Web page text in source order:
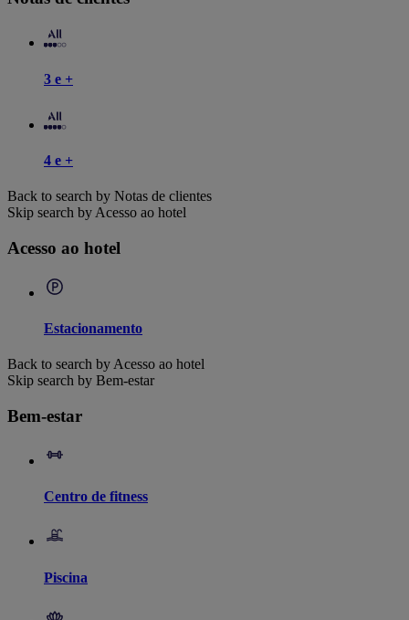
3 e +
4 e +
Back to search by Notas de clientes
Skip search by Acesso ao hotel
Acesso ao hotel
Estacionamento
Back to search by Acesso ao hotel
Skip search by Bem-estar
Bem-estar
Centro de fitness
Piscina